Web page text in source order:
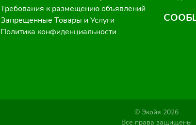
Требования к размещению объявлений
Запрещенные Товары и Услуги
Политика конфиденциальности
© Экойя 2026
Все права защищены